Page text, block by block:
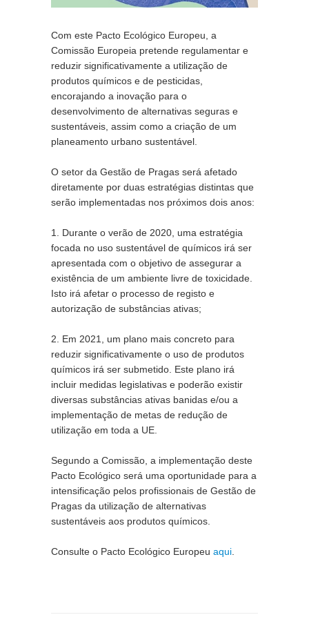
Com este Pacto Ecológico Europeu, a
Comissão Europeia pretende regulamentar e
reduzir significativamente a utilização de
produtos químicos e de pesticidas,
encorajando a inovação para o
desenvolvimento de alternativas seguras e
sustentáveis, assim como a criação de um
planeamento urbano sustentável.
O setor da Gestão de Pragas será afetado
diretamente por duas estratégias distintas que
serão implementadas nos próximos dois anos:
1. Durante o verão de 2020, uma estratégia
focada no uso sustentável de químicos irá ser
apresentada com o objetivo de assegurar a
existência de um ambiente livre de toxicidade.
Isto irá afetar o processo de registo e
autorização de substâncias ativas;
2. Em 2021, um plano mais concreto para
reduzir significativamente o uso de produtos
químicos irá ser submetido. Este plano irá
incluir medidas legislativas e poderão existir
diversas substâncias ativas banidas e/ou a
implementação de metas de redução de
utilização em toda a UE.
Segundo a Comissão, a implementação deste
Pacto Ecológico será uma oportunidade para a
intensificação pelos profissionais de Gestão de
Pragas da utilização de alternativas
sustentáveis aos produtos químicos.
Consulte o Pacto Ecológico Europeu aqui